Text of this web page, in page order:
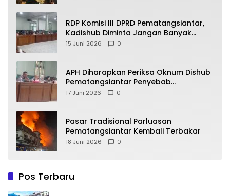
RDP Komisi III DPRD Pematangsiantar,
Kadishub Diminta Jangan Banyak
Alasan
15 Juni 2026 0
APH Diharapkan Periksa Oknum Dishub
Pematangsiantar Penyebab
Kebocoran PAD Retribusi Parkir
17 Juni 2026 0
Pasar Tradisional Parluasan
Pematangsiantar Kembali Terbakar
18 Juni 2026 0
Pos Terbaru